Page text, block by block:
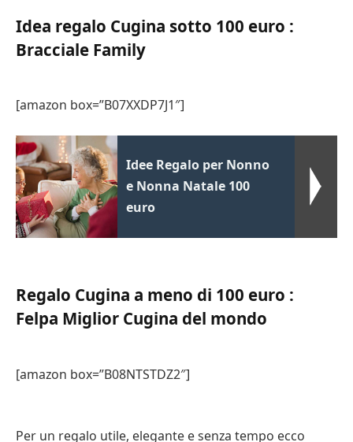
Idea regalo Cugina sotto 100 euro :
Bracciale Family
[amazon box=”B07XXDP7J1″]
Idee Regalo per Nonno
e Nonna Natale 100
euro
Regalo Cugina a meno di 100 euro :
Felpa Miglior Cugina del mondo
[amazon box=”B08NTSTDZ2″]
Per un regalo utile, elegante e senza tempo ecco